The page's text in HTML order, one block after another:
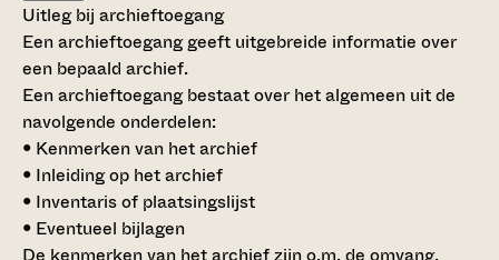
Uitleg bij archieftoegang
Een archieftoegang geeft uitgebreide informatie over
een bepaald archief.
Een archieftoegang bestaat over het algemeen uit de
navolgende onderdelen:
• Kenmerken van het archief
• Inleiding op het archief
• Inventaris of plaatsingslijst
• Eventueel bijlagen
De kenmerken van het archief zijn o.m. de omvang,